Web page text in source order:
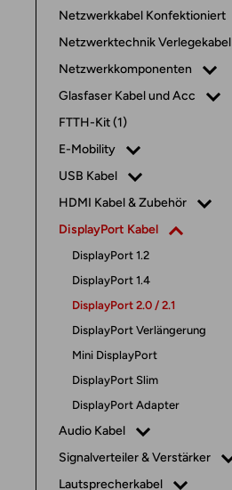
Total
exkl. CHF0.00
alle
Fächer
Netzwerkkabel Konfektioniert
Netzwerktechnik Verlegekabel
Netzwerkkomponenten
Glasfaser Kabel und Acc
FTTH-Kit (1)
E-Mobility
USB Kabel
HDMI Kabel & Zubehör
DisplayPort Kabel
DisplayPort 1.2
DisplayPort 1.4
DisplayPort 2.0 / 2.1
DisplayPort Verlängerung
Mini DisplayPort
DisplayPort Slim
DisplayPort Adapter
Audio Kabel
Signalverteiler & Verstärker
Lautsprecherkabel